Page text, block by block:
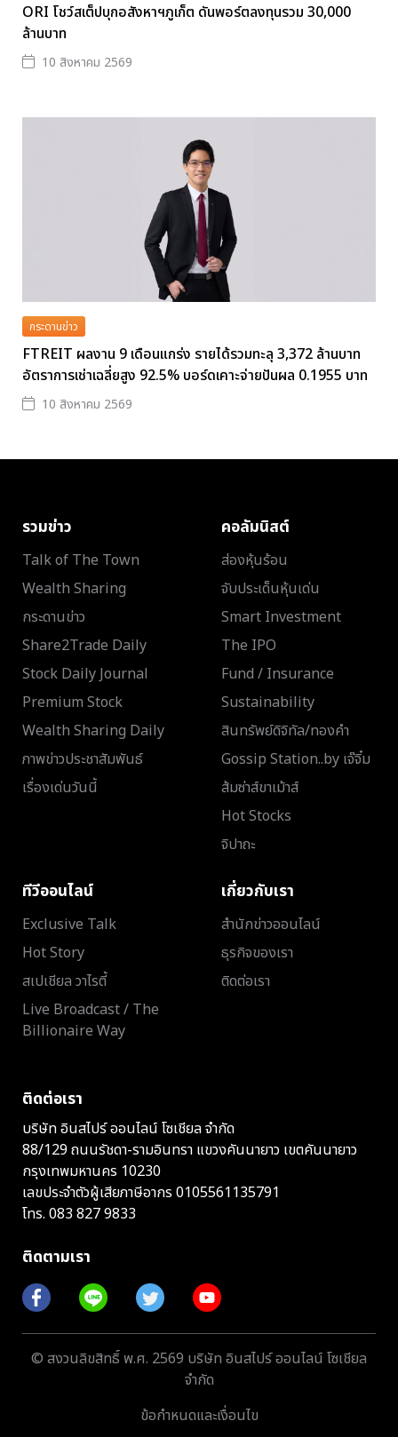
ORI โชว์สเต็ปบุกอสังหาฯภูเก็ต ดันพอร์ตลงทุนรวม 30,000
ล้านบาท
10 สิงหาคม 2569
กระดานข่าว
FTREIT ผลงาน 9 เดือนแกร่ง รายได้รวมทะลุ 3,372 ล้านบาท
อัตราการเช่าเฉลี่ยสูง 92.5% บอร์ดเคาะจ่ายปันผล 0.1955 บาท
10 สิงหาคม 2569
รวมข่าว
Talk of The Town
Wealth Sharing
กระดานข่าว
Share2Trade Daily
Stock Daily Journal
Premium Stock
Wealth Sharing Daily
ภาพข่าวประชาสัมพันธ์
เรื่องเด่นวันนี้
คอลัมนิสต์
ส่องหุ้นร้อน
จับประเด็นหุ้นเด่น
Smart Investment
The IPO
Fund / Insurance
Sustainability
สินทรัพย์ดิจิทัล/ทองคำ
Gossip Station..by เจ๊จิ๋ม
ส้มซ่าส์ขาเม้าส์
Hot Stocks
จิปาถะ
ทีวีออนไลน์
Exclusive Talk
Hot Story
สเปเชียล วาไรตี้
Live Broadcast / The
Billionaire Way
เกี่ยวกับเรา
สำนักข่าวออนไลน์
ธุรกิจของเรา
ติดต่อเรา
ติดต่อเรา
บริษัท อินสไปร์ ออนไลน์ โซเชียล จำกัด
88/129 ถนนรัชดา-รามอินทรา แขวงคันนายาว เขตคันนายาว
กรุงเทพมหานคร 10230
เลขประจำตัวผู้เสียภาษีอากร 0105561135791
โทร. 083 827 9833
ติดตามเรา
© สงวนลิขสิทธิ์ พ.ศ. 2569 บริษัท อินสไปร์ ออนไลน์ โซเชียล
จำกัด
ข้อกำหนดและเงื่อนไข